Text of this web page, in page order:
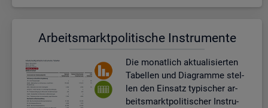
Ar­beits­markt­po­li­ti­sche In­stru­men­te
Die mo­nat­lich ak­tua­li­sier­ten
Ta­bel­len und Dia­gram­me stel­
len den Ein­satz ty­pi­scher ar­
beits­markt­po­li­ti­scher In­stru­